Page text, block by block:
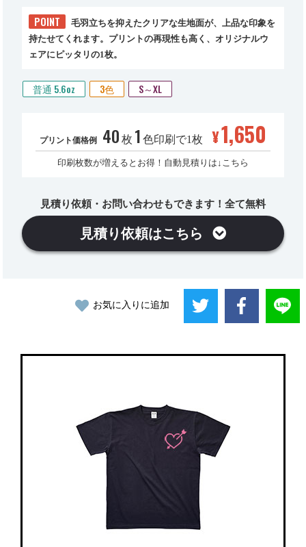
POINT
毛羽立ちを抑えたクリアな生地面が、上品な印象を
持たせてくれます。プリントの再現性も高く、オリジナルウ
ェアにピッタリの1枚。
普通 5.6oz 3色 S～XL
プリント価格例 40 枚 1 色印刷で1枚 ¥1,650
印刷枚数が増えるとお得！自動見積りは↓こちら
見積り依頼・お問い合わせもできます！全て無料
見積り依頼はこちら
お気に入りに追加